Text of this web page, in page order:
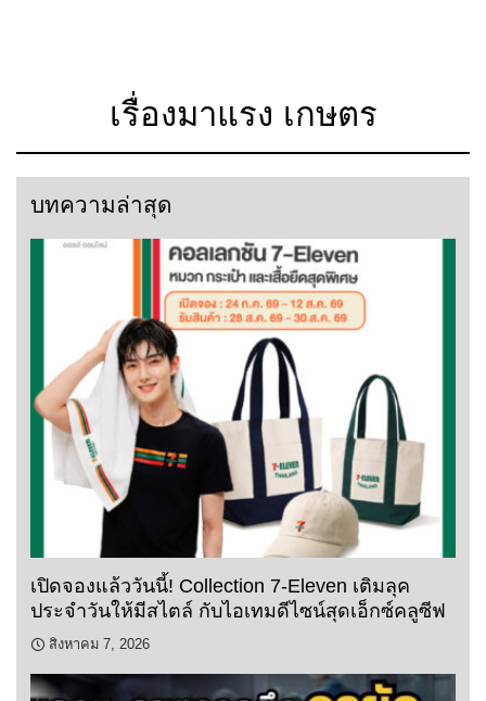
เรื่องมาแรง เกษตร
บทความล่าสุด
เปิดจองแล้ววันนี้! Collection 7-Eleven เติมลุค
ประจำวันให้มีสไตล์ กับไอเทมดีไซน์สุดเอ็กซ์คลูซีฟ
สิงหาคม 7, 2026